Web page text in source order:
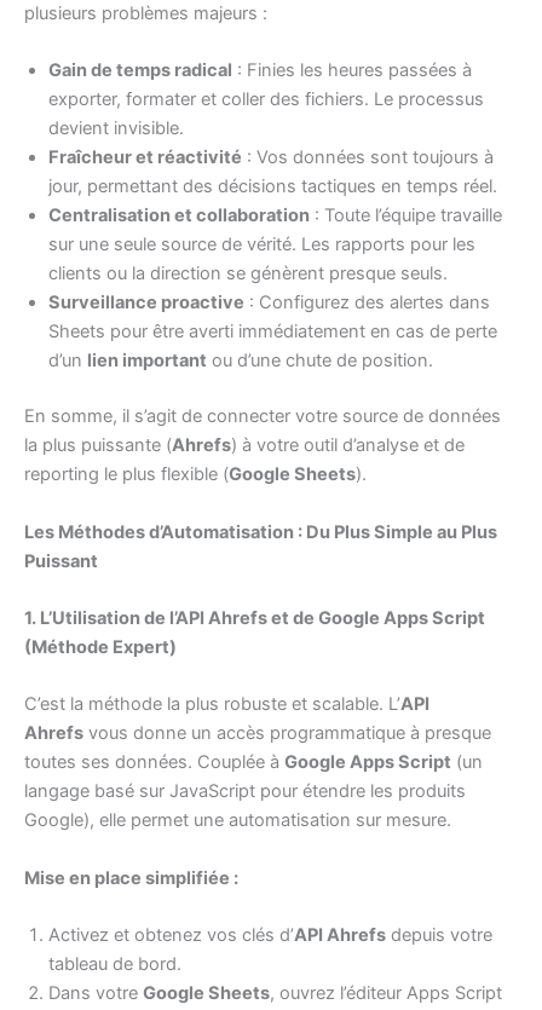
plusieurs problèmes majeurs :
Gain de temps radical : Finies les heures passées à
exporter, formater et coller des fichiers. Le processus
devient invisible.
Fraîcheur et réactivité : Vos données sont toujours à
jour, permettant des décisions tactiques en temps réel.
Centralisation et collaboration : Toute l’équipe travaille
sur une seule source de vérité. Les rapports pour les
clients ou la direction se génèrent presque seuls.
Surveillance proactive : Configurez des alertes dans
Sheets pour être averti immédiatement en cas de perte
d’un lien important ou d’une chute de position.
En somme, il s’agit de connecter votre source de données
la plus puissante (Ahrefs) à votre outil d’analyse et de
reporting le plus flexible (Google Sheets).
Les Méthodes d’Automatisation : Du Plus Simple au Plus
Puissant
1. L’Utilisation de l’API Ahrefs et de Google Apps Script
(Méthode Expert)
C’est la méthode la plus robuste et scalable. L’API
Ahrefs vous donne un accès programmatique à presque
toutes ses données. Couplée à Google Apps Script (un
langage basé sur JavaScript pour étendre les produits
Google), elle permet une automatisation sur mesure.
Mise en place simplifiée :
Activez et obtenez vos clés d’API Ahrefs depuis votre
tableau de bord.
Dans votre Google Sheets, ouvrez l’éditeur Apps Script